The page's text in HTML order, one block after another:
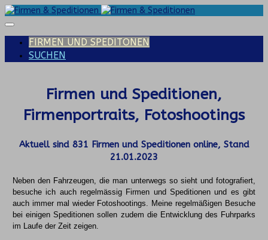
FIRMEN UND SPEDITONEN
SUCHEN
Firmen und Speditionen,
Firmenportraits, Fotoshootings
Aktuell sind 831 Firmen und Speditionen online, Stand
21.01.2023
Neben den Fahrzeugen, die man unterwegs so sieht und fotografiert,
besuche ich auch regelmässig Firmen und Speditionen und es gibt
auch immer mal wieder Fotoshootings. Meine regelmäßigen Besuche
bei einigen Speditionen sollen zudem die Entwicklung des Fuhrparks
im Laufe der Zeit zeigen.